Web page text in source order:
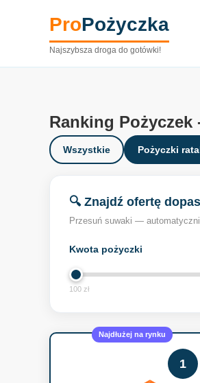
ProPożyczka
Najszybsza droga do gotówki!
Ranking Pożyczek
Wszystkie Pożyczki
🔍 Znajdź ofertę
Przesuń suwaki —
Kwota pożyczki
100 zł
Najdłużej na rynku
1